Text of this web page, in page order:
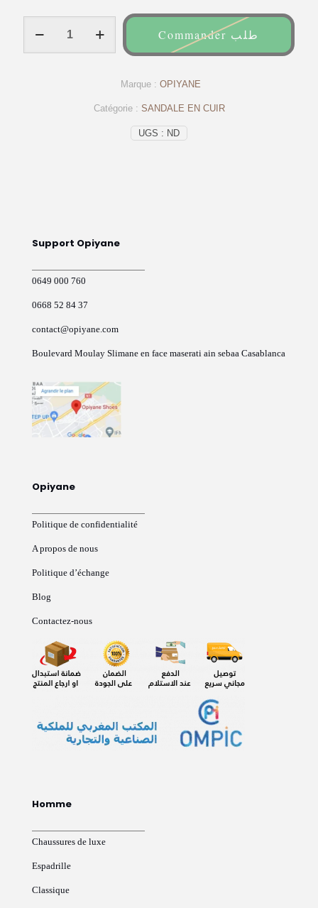
Commander طلب
UGS : ND
Catégorie : SANDALE EN CUIR
Marque : OPIYANE
Support Opiyane
0649 000 760
0668 52 84 37
contact@opiyane.com
Boulevard Moulay Slimane en face maserati ain sebaa Casablanca
Opiyane
Politique de confidentialité
A propos de nous
Politique d’échange
Blog
Contactez-nous
Homme
Chaussures de luxe
Espadrille
Classique